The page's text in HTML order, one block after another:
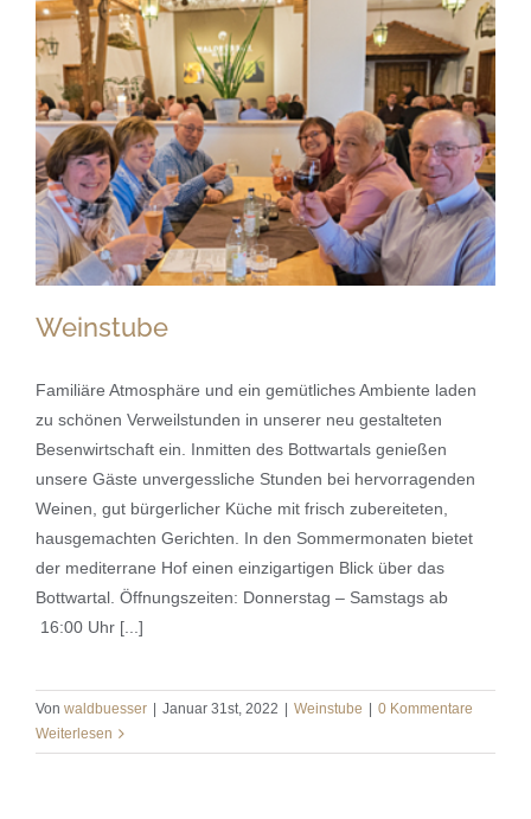
Weinstube
Weinstube
Familiäre Atmosphäre und ein gemütliches Ambiente laden
zu schönen Verweilstunden in unserer neu gestalteten
Besenwirtschaft ein. Inmitten des Bottwartals genießen
unsere Gäste unvergessliche Stunden bei hervorragenden
Weinen, gut bürgerlicher Küche mit frisch zubereiteten,
hausgemachten Gerichten. In den Sommermonaten bietet
der mediterrane Hof einen einzigartigen Blick über das
Bottwartal. Öffnungszeiten: Donnerstag – Samstags ab
16:00 Uhr [...]
Von waldbuesser | Januar 31st, 2022 | Weinstube | 0 Kommentare
Weiterlesen